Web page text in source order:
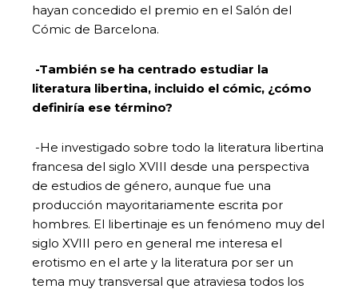
hayan concedido el premio en el Salón del
Cómic de Barcelona.
-También se ha centrado estudiar la
literatura libertina, incluido el cómic, ¿cómo
definiría ese término?
-He investigado sobre todo la literatura libertina
francesa del siglo XVIII desde una perspectiva
de estudios de género, aunque fue una
producción mayoritariamente escrita por
hombres. El libertinaje es un fenómeno muy del
siglo XVIII pero en general me interesa el
erotismo en el arte y la literatura por ser un
tema muy transversal que atraviesa todos los